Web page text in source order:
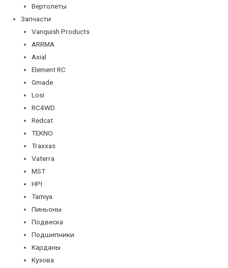
Вертолеты
Запчасти
Vanquish Products
ARRMA
Axial
Element RC
Gmade
Losi
RC4WD
Redcat
TEKNO
Traxxas
Vaterra
MST
HPI
Tamiya
Пиньоны
Подвеска
Подшипники
Карданы
Кузова